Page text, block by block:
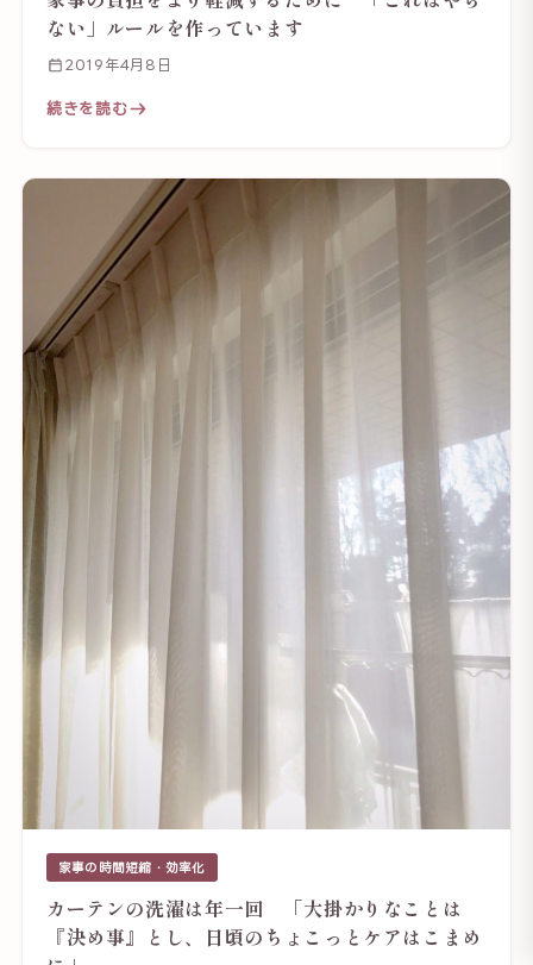
ない」ルールを作っています
2019年4月8日
続きを読む
家事の時間短縮・効率化
カーテンの洗濯は年一回 「大掛かりなことは
『決め事』とし、日頃のちょこっとケアはこまめ